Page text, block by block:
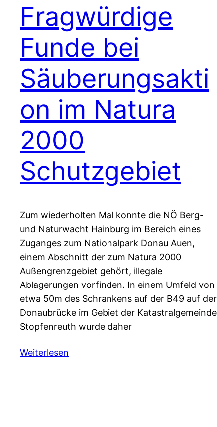
Fragwürdige
Funde bei
Säuberungsakti
on im Natura
2000
Schutzgebiet
Zum wiederholten Mal konnte die NÖ Berg-
und Naturwacht Hainburg im Bereich eines
Zuganges zum Nationalpark Donau Auen,
einem Abschnitt der zum Natura 2000
Außengrenzgebiet gehört, illegale
Ablagerungen vorfinden. In einem Umfeld von
etwa 50m des Schrankens auf der B49 auf der
Donaubrücke im Gebiet der Katastralgemeinde
Stopfenreuth wurde daher
Weiterlesen